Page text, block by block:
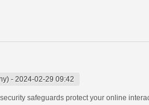
- 2024-02-29 09:42
safeguards protect your online